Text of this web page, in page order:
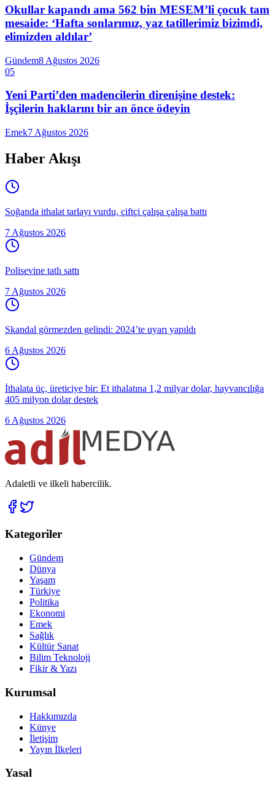
Okullar kapandı ama 562 bin MESEM’li çocuk tam
mesaide: ‘Hafta sonlarımız, yaz tatillerimiz bizimdi,
elimizden aldılar’
Gündem8 Ağustos 2026
05
Yeni Parti’den madencilerin direnişine destek:
İşçilerin haklarını bir an önce ödeyin
Emek7 Ağustos 2026
Haber Akışı
Soğanda ithalat tarlayı vurdu, çiftçi çalışa çalışa battı
7 Ağustos 2026
Polisevine tatlı sattı
7 Ağustos 2026
Skandal görmezden gelindi: 2024’te uyarı yapıldı
6 Ağustos 2026
İthalata üç, üreticiye bir: Et ithalatına 1,2 milyar dolar, hayvancılığa
405 milyon dolar destek
6 Ağustos 2026
Adaletli ve ilkeli habercilik.
Kategoriler
Gündem
Dünya
Yaşam
Türkiye
Politika
Ekonomi
Emek
Sağlık
Kültür Sanat
Bilim Teknoloji
Fikir & Yazı
Kurumsal
Hakkımızda
Künye
İletişim
Yayın İlkeleri
Yasal